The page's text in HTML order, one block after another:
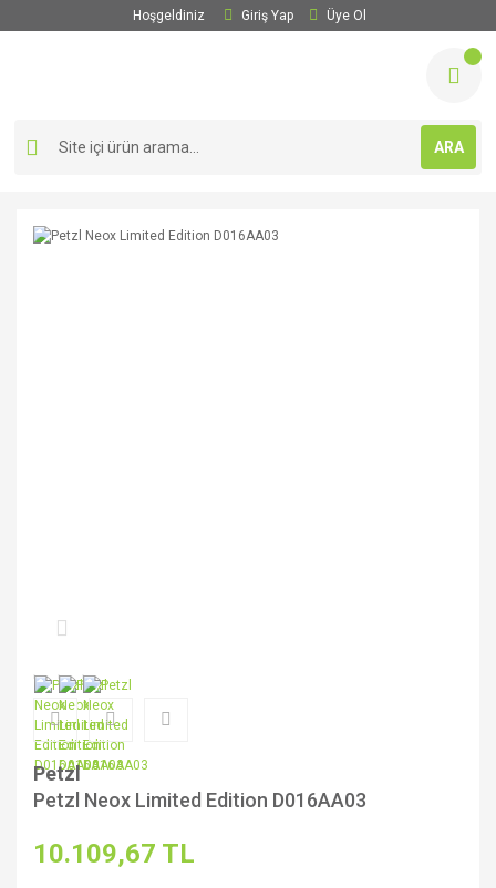
Hoşgeldiniz Giriş Yap Üye Ol
ARA
Petzl
Petzl Neox Limited Edition D016AA03
10.109,67 TL